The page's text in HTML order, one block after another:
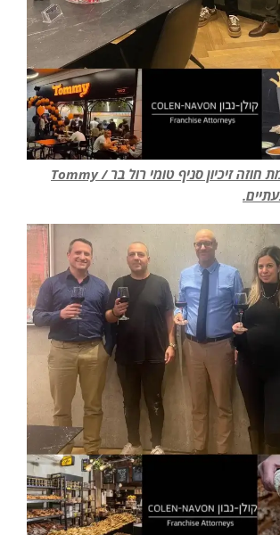
28.02.2024 חתימת חוזה זיכיון סניף טומי רול בר / Tommy